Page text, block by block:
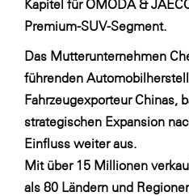
Johnson & Johnson
JELD-WEN DANA
LAT Nitrogen
Libro
Kapitel für OMODA &
Premium-SUV-Segment.
Das Mutterunternehmen
führenden
Fahrzeugexporteur Chinas,
strategischen Expansion
Einfluss weiter aus.
Mit über 15 Millionen
als 80 Ländern und